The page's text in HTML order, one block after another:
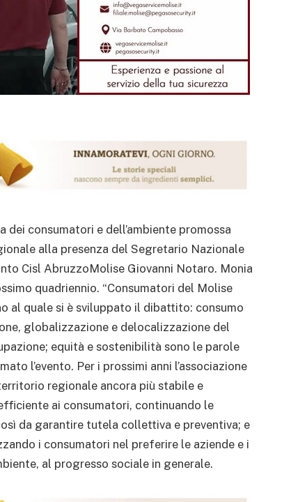
dei consumatori e dell’ambiente promossa
alla presenza del Segretario Nazionale
Cisl AbruzzoMolise Giovanni Notaro. Monia
quadriennio. “Consumatori del Molise
al quale si è sviluppato il dibattito: consumo
globalizzazione e delocalizzazione del
equità e sostenibilità sono le parole
l’evento. Per i prossimi anni l’associazione
regionale ancora più stabile e
ai consumatori, continuando le
da garantire tutela collettiva e preventiva; e
i consumatori nel preferire le aziende e i
al progresso sociale in generale.